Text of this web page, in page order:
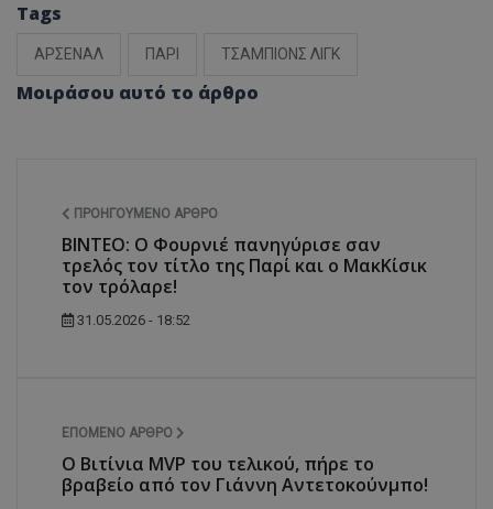
Tags
ΑΡΣΕΝΑΛ ΠΑΡΙ ΤΣΑΜΠΙΟΝΣ ΛΙΓΚ
Μοιράσου αυτό το άρθρο
ΠΡΟΗΓΟΎΜΕΝΟ ΆΡΘΡΟ
BINTEO: Ο Φουρνιέ πανηγύρισε σαν
τρελός τον τίτλο της Παρί και ο ΜακΚίσικ
τον τρόλαρε!
31.05.2026 - 18:52
ΕΠΌΜΕΝΟ ΆΡΘΡΟ
Ο Βιτίνια MVP του τελικού, πήρε το
βραβείο από τον Γιάννη Αντετοκούνμπο!